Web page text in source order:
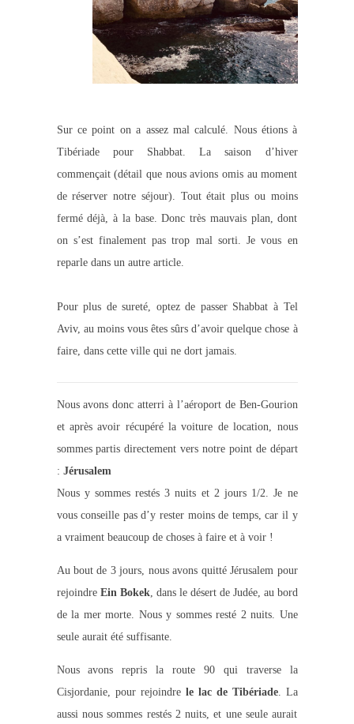
Sur ce point on a assez mal calculé. Nous étions à
Tibériade pour Shabbat. La saison d’hiver
commençait (détail que nous avions omis au moment
de réserver notre séjour). Tout était plus ou moins
fermé déjà, à la base. Donc très mauvais plan, dont
on s’est finalement pas trop mal sorti. Je vous en
reparle dans un autre article.
Pour plus de sureté, optez de passer Shabbat à Tel
Aviv, au moins vous êtes sûrs d’avoir quelque chose à
faire, dans cette ville qui ne dort jamais.
Nous avons donc atterri à l’aéroport de Ben-Gourion
et après avoir récupéré la voiture de location, nous
sommes partis directement vers notre point de départ
: Jérusalem
Nous y sommes restés 3 nuits et 2 jours 1/2. Je ne
vous conseille pas d’y rester moins de temps, car il y
a vraiment beaucoup de choses à faire et à voir !
Au bout de 3 jours, nous avons quitté Jérusalem pour
rejoindre Ein Bokek , dans le désert de Judée, au bord
de la mer morte. Nous y sommes resté 2 nuits. Une
seule aurait été suffisante.
Nous avons repris la route 90 qui traverse la
Cisjordanie, pour rejoindre le lac de Tibériade. La
aussi nous sommes restés 2 nuits, et une seule aurait